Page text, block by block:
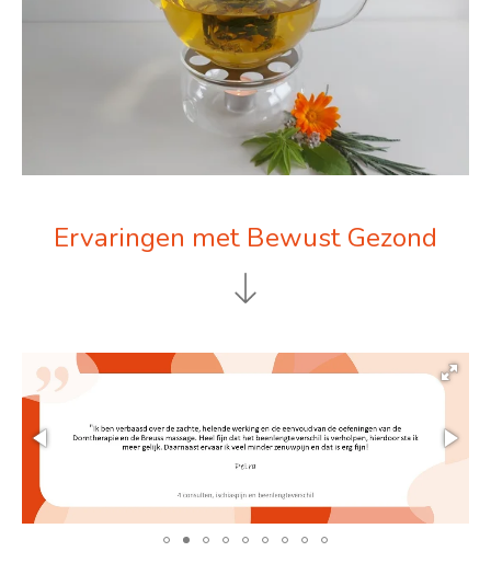
Ervaringen met Bewust Gezond